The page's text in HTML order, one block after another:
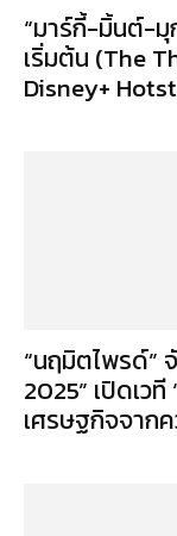
“มาร์กี้-มิ้นต์-มุ
เริ่มต้น (The
Disney+
“นฤมิตไพรด์”
2025” เปิดเว
เศรษฐกิจจาก